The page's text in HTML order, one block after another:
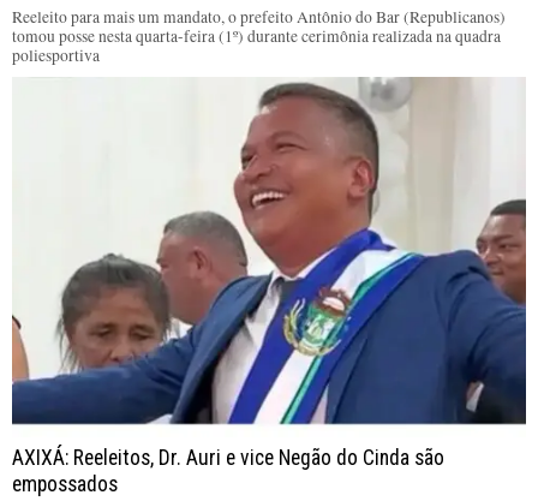
Reeleito para mais um mandato, o prefeito Antônio do Bar (Republicanos)
tomou posse nesta quarta-feira (1º) durante cerimônia realizada na quadra
poliesportiva
AXIXÁ: Reeleitos, Dr. Auri e vice Negão do Cinda são
empossados